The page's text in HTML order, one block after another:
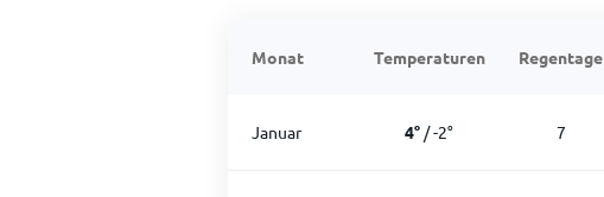
Monat Temperaturen Regentage
Januar 4° /-2° 7